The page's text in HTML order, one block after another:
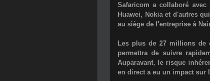
Safaricom a collaboré
Huawei, Nokia et d'autresqui
au siège de l'entreprise à
Les plus de 27 millions de
permettra de suivre
Auparavant, le risque
en direct a eu un impact sur